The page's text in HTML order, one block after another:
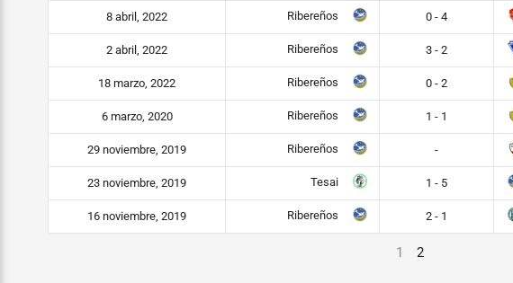
8 abril, 2022 Ribereños 0 - 4
2 abril, 2022 Ribereños 3 - 2
18 marzo, 2022 Ribereños 0 - 2
6 marzo, 2020 Ribereños 1 - 1
29 noviembre, 2019 Ribereños -
23 noviembre, 2019 Tesai 1 - 5
16 noviembre, 2019 Ribereños 2 - 1
1 2